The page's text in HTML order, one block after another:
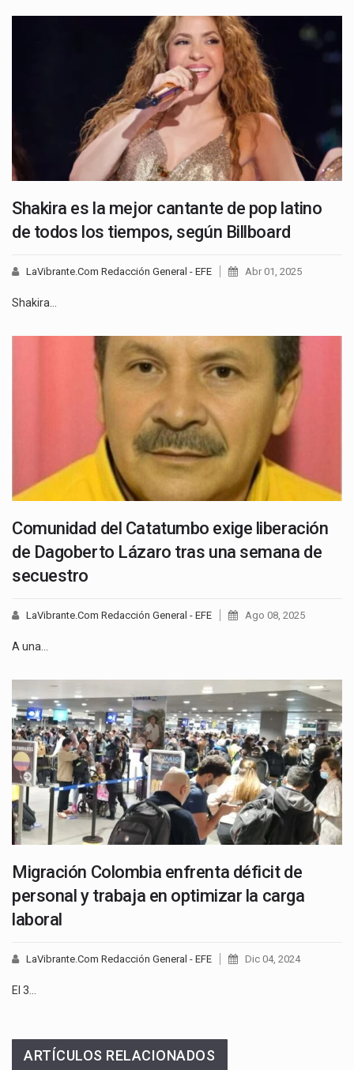
Shakira es la mejor cantante de pop latino
de todos los tiempos, según Billboard
LaVibrante.Com Redacción General - EFE Abr 01, 2025
Shakira…
Comunidad del Catatumbo exige liberación
de Dagoberto Lázaro tras una semana de
secuestro
LaVibrante.Com Redacción General - EFE Ago 08, 2025
A una…
Migración Colombia enfrenta déficit de
personal y trabaja en optimizar la carga
laboral
LaVibrante.Com Redacción General - EFE Dic 04, 2024
El 3…
ARTÍCULOS RELACIONADOS